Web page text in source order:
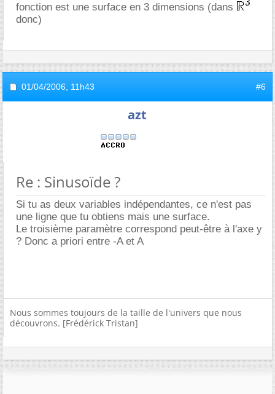
fonction est une surface en 3 dimensions (dans
donc)
01/04/2006, 11h43 #6
azt
Re : Sinusoïde ?
Si tu as deux variables indépendantes, ce n'est pas
une ligne que tu obtiens mais une surface.
Le troisième paramètre correspond peut-être à l'axe y
? Donc a priori entre -A et A
Nous sommes toujours de la taille de l'univers que nous
découvrons. [Frédérick Tristan]